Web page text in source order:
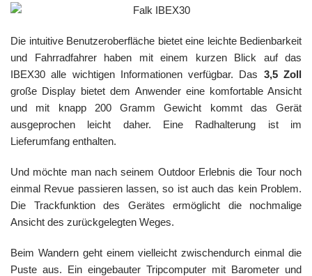
Die intuitive Benutzeroberfläche bietet eine leichte Bedienbarkeit
und Fahrradfahrer haben mit einem kurzen Blick auf das
IBEX30 alle wichtigen Informationen verfügbar. Das 3,5 Zoll
große Display bietet dem Anwender eine komfortable Ansicht
und mit knapp 200 Gramm Gewicht kommt das Gerät
ausgeprochen leicht daher. Eine Radhalterung ist im
Lieferumfang enthalten.
Und möchte man nach seinem Outdoor Erlebnis die Tour noch
einmal Revue passieren lassen, so ist auch das kein Problem.
Die Trackfunktion des Gerätes ermöglicht die nochmalige
Ansicht des zurückgelegten Weges.
Beim Wandern geht einem vielleicht zwischendurch einmal die
Puste aus. Ein eingebauter Tripcomputer mit Barometer und